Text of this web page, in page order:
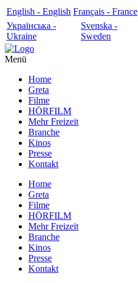
English - English Français - France
Українська -
Ukraine
Svenska -
Sweden
Menü
Home
Greta
Filme
HÖRFILM
Mehr Freizeit
Branche
Kinos
Presse
Kontakt
Home
Greta
Filme
HÖRFILM
Mehr Freizeit
Branche
Kinos
Presse
Kontakt